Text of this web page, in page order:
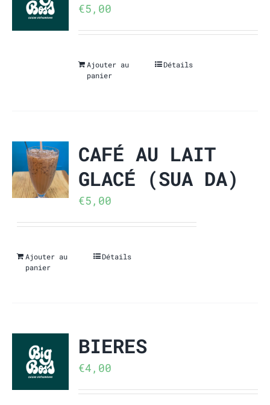
€5,00
Ajouter au
panier
Détails
CAFÉ AU LAIT
GLACÉ (SUA DA)
€5,00
Ajouter au
panier
Détails
BIERES
€4,00